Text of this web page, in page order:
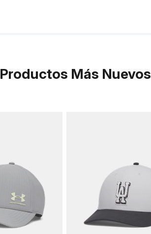
Productos Más Nuevos